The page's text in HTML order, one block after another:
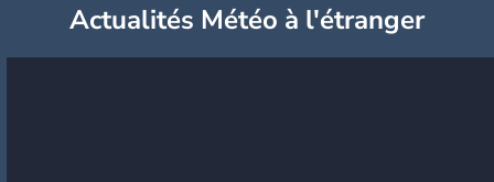
Actualités Météo à l'étranger